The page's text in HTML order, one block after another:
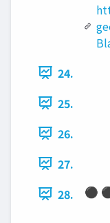
24.
25.
26.
27.
28.
⚫